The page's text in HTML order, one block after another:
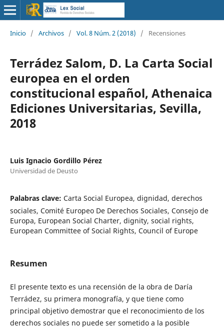
Inicio / Archivos / Vol. 8 Núm. 2 (2018) / Recensiones
Terrádez Salom, D. La Carta Social
europea en el orden
constitucional español, Athenaica
Ediciones Universitarias, Sevilla,
2018
Luis Ignacio Gordillo Pérez
Universidad de Deusto
Palabras clave: Carta Social Europea, dignidad, derechos
sociales, Comité Europeo De Derechos Sociales, Consejo de
Europa, European Social Charter, dignity, social rights,
European Committee of Social Rights, Council of Europe
Resumen
El presente texto es una recensión de la obra de Daría
Terrádez, su primera monografía, y que tiene como
principal objetivo demostrar que el reconocimiento de los
derechos sociales no puede ser sometido a la posible